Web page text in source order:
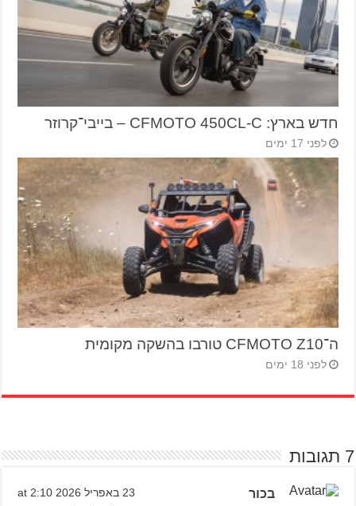
חדש בארץ: CFMOTO 450CL-C – בייבי־קרוזר
לפני 17 ימים
ה־CFMOTO Z10 טורבו בהשקה מקומית
לפני 18 ימים
7 תגובות
בכור 23 באפריל 2026 at 2:10